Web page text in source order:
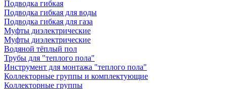
Подводка гибкая
Подводка гибкая для воды
Подводка гибкая для газа
Муфты диэлектрические
Муфты диэлектрические
Водяной тёплый пол
Трубы для "теплого пола"
Инструмент для монтажа "теплого пола"
Коллекторные группы и комплектующие
Коллекторные группы